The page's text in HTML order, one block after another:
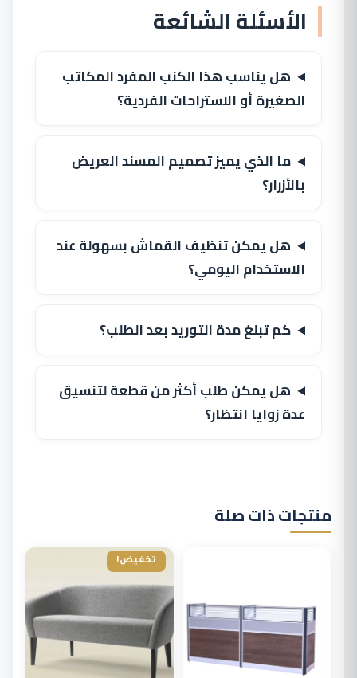
الأسئلة الشائعة
هل يناسب هذا الكنب المفرد المكاتب
الصغيرة أو الاستراحات الفردية؟
ما الذي يميز تصميم المسند العريض
بالأزرار؟
هل يمكن تنظيف القماش بسهولة عند
الاستخدام اليومي؟
كم تبلغ مدة التوريد بعد الطلب؟
هل يمكن طلب أكثر من قطعة لتنسيق
عدة زوايا انتظار؟
منتجات ذات صلة
تخفيض!